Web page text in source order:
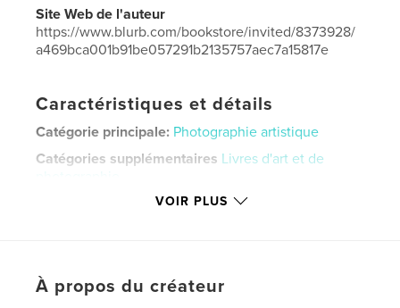
Site Web de l'auteur
https://www.blurb.com/bookstore/invited/8373928/
a469bca001b91be057291b2135757aec7a15817e
Caractéristiques et détails
Catégorie principale: Photographie artistique
Catégories supplémentaires Livres d'art et de
Petit carré, 18×18 cm
Date de publication: sept 16, 2007
VOIR PLUS
À propos du créateur